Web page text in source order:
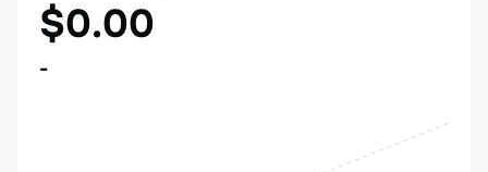
$0.00
-